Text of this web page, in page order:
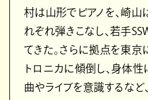
村は山形でピアノを、崎山
れぞれ弾きこなし、若手
てきた。さらに拠点を東京
トロニカに傾倒し、身体
曲やライブを意識するなど